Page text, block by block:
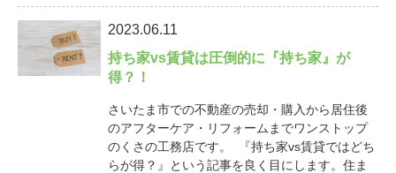
2023.06.11
持ち家vs賃貸は圧倒的に『持ち家』が
得？！
さいたま市での不動産の売却・購入から居住後
のアフターケア・リフォームまでワンストップ
のくさの工務店です。 『持ち家vs賃貸ではどち
らが得？』という記事を良く目にします。住ま